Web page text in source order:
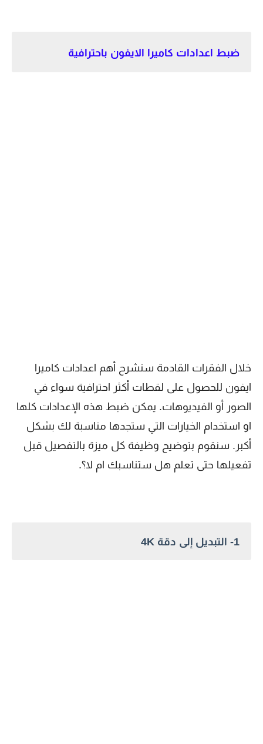
ضبط اعدادات كاميرا الايفون باحترافية
خلال الفقرات القادمة سنشرح أهم اعدادات كاميرا
ايفون للحصول على لقطات أكثر احترافية سواء في
الصور أو الفيديوهات. يمكن ضبط هذه الإعدادات كلها
او استخدام الخيارات التي ستجدها مناسبة لك بشكل
أكبر. سنقوم بتوضيح وظيفة كل ميزة بالتفصيل قبل
تفعيلها حتى تعلم هل ستناسبك ام لا؟.
1- التبديل إلى دقة 4K